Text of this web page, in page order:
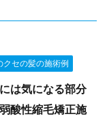
クセの髪の施術例
は気になる部分
酸性縮毛矯正施